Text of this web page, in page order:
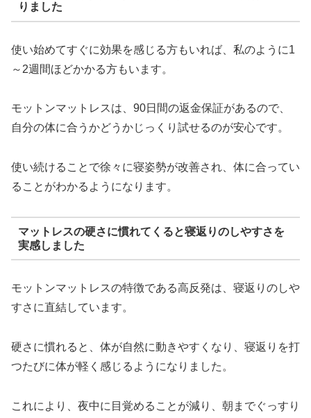
りました
使い始めてすぐに効果を感じる方もいれば、私のように1
～2週間ほどかかる方もいます。
モットンマットレスは、90日間の返金保証があるので、
自分の体に合うかどうかじっくり試せるのが安心です。
使い続けることで徐々に寝姿勢が改善され、体に合ってい
ることがわかるようになります。
マットレスの硬さに慣れてくると寝返りのしやすさを
実感しました
モットンマットレスの特徴である高反発は、寝返りのしや
すさに直結しています。
硬さに慣れると、体が自然に動きやすくなり、寝返りを打
つたびに体が軽く感じるようになりました。
これにより、夜中に目覚めることが減り、朝までぐっすり